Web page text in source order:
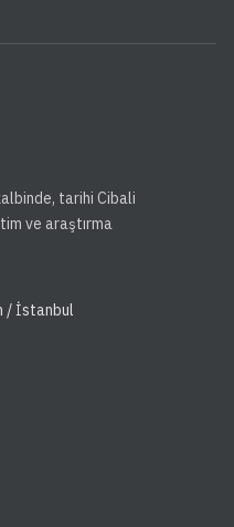
tarihi Cibali
ve araştırma
/ İstanbul